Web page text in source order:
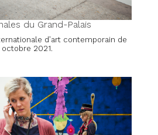
du Grand-Palais
d’art contemporain de
octobre 2021.